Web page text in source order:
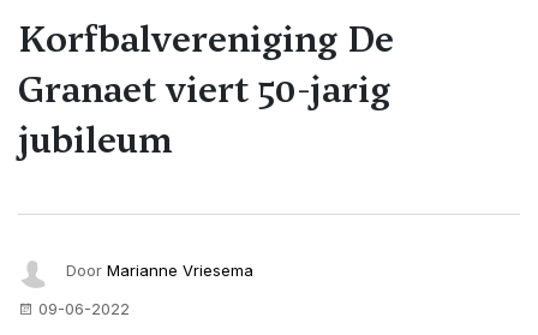
Korfbalvereniging De
Granaet viert 50-jarig
jubileum
Door Marianne Vriesema
09-06-2022